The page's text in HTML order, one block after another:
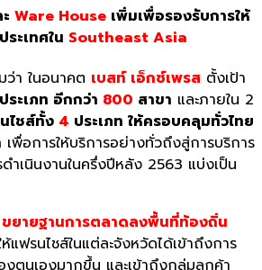
Ware House เพิ่มเพื่อรองรับการให้
ะเทศใน Southeast Asia
ว่า ในอนาคต เบสท์ เอ็กซ์เพรส ตั้งเป้า
ประเภท อีกกว่า 800 สาขา และภายใน 2
ไชส์ทั้ง 4 ประเภท ให้ครอบคลุมทั่วไทย
เพื่อการให้บริการอย่างทั่วถึงสู่การบริการ
ำเนินงานในครึ่งปีหลัง 2563 แบ่งเป็น
ขยายฐานการตลาดลงพื้นที่ท้องถิ่น
ฟรนไชส์ในแต่ละจังหวัดได้เข้าถึงการ
ตนเองมากขึ้น และเข้าถึงกลุ่มลูกค้า